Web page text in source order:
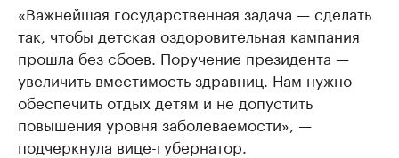
«Важнейшая государственная задача — сделать
так, чтобы детская оздоровительная кампания
прошла без сбоев. Поручение президента —
увеличить вместимость здравниц. Нам нужно
обеспечить отдых детям и не допустить
повышения уровня заболеваемости», —
подчеркнула вице-губернатор.